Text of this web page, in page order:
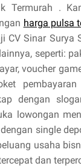
Termurah .
harga pulsa
CV Sinar Surya
seperti:
voucher
dengan
lowongan
single
usaha
dan